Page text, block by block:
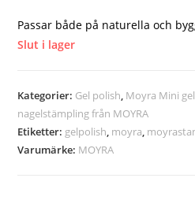
Passar både på naturella och
Slut i lager
Kategorier: Gel polish, Moyra Mini
nagelstämpling från MOYRA
Etiketter: gelpolish, moyra,
Varumärke: MOYRA